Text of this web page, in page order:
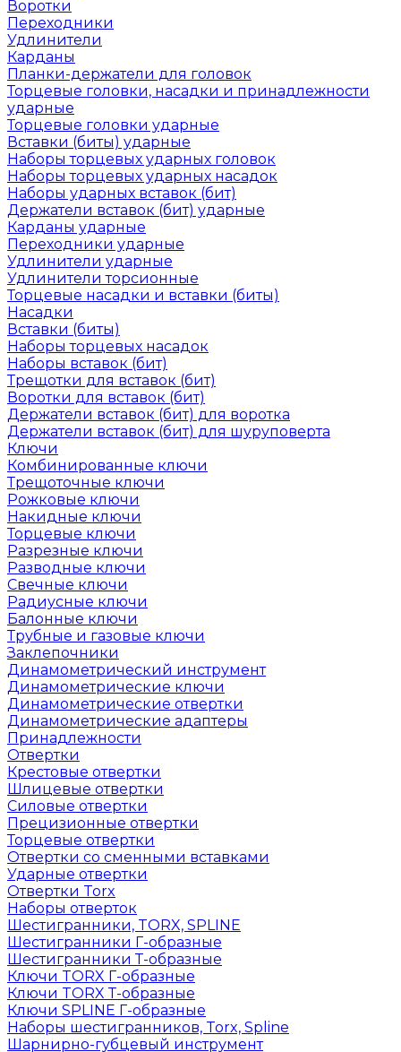
Воротки
Переходники
Удлинители
Карданы
Планки-держатели для головок
Торцевые головки, насадки и принадлежности
ударные
Торцевые головки ударные
Вставки (биты) ударные
Наборы торцевых ударных головок
Наборы торцевых ударных насадок
Наборы ударных вставок (бит)
Держатели вставок (бит) ударные
Карданы ударные
Переходники ударные
Удлинители ударные
Удлинители торсионные
Торцевые насадки и вставки (биты)
Насадки
Вставки (биты)
Наборы торцевых насадок
Наборы вставок (бит)
Трещотки для вставок (бит)
Воротки для вставок (бит)
Держатели вставок (бит) для воротка
Держатели вставок (бит) для шуруповерта
Ключи
Комбинированные ключи
Трещоточные ключи
Рожковые ключи
Накидные ключи
Торцевые ключи
Разрезные ключи
Разводные ключи
Свечные ключи
Радиусные ключи
Балонные ключи
Трубные и газовые ключи
Заклепочники
Динамометрический инструмент
Динамометрические ключи
Динамометрические отвертки
Динамометрические адаптеры
Принадлежности
Отвертки
Крестовые отвертки
Шлицевые отвертки
Силовые отвертки
Прецизионные отвертки
Торцевые отвертки
Отвертки со сменными вставками
Ударные отвертки
Отвертки Torx
Наборы отверток
Шестигранники, TORX, SPLINE
Шестигранники Г-образные
Шестигранники Т-образные
Ключи TORX Г-образные
Ключи TORX Т-образные
Ключи SPLINE Г-образные
Наборы шестигранников, Torx, Spline
Шарнирно-губцевый инструмент